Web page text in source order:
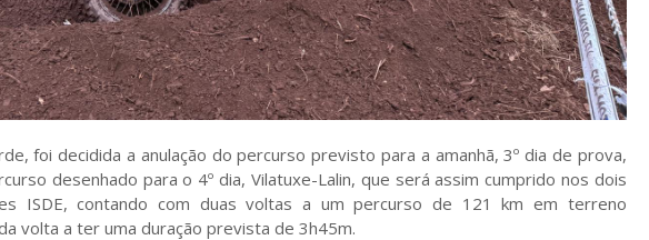
foi decidida a anulação do percurso previsto para a amanhã, 3º dia de prova,
desenhado para o 4º dia, Vilatuxe-Lalin, que será assim cumprido nos dois
ISDE, contando com duas voltas a um percurso de 121 km em terreno
volta a ter uma duração prevista de 3h45m.